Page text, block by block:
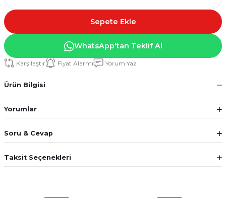
Sepete Ekle
WhatsApp'tan Teklif Al
Karşılaştır Fiyat Alarmı Yorum Yaz
Ürün Bilgisi
Yorumlar
Soru & Cevap
Taksit Seçenekleri